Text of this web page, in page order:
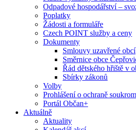
Odpadové hospodářství –
Poplatky
Žádosti a formuláře
Czech POINT služby a ceny
Dokumenty
Smlouvy uzavřené obcí
Směrnice obce
Řád dětského hřiště v
Sbírky zákonů
Volby
Prohlášení o ochraně
Portál Občan+
Aktuálně
Aktuality